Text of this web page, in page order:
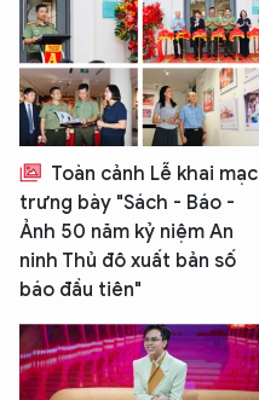
Toàn cảnh Lễ khai mạc
trưng bày "Sách - Báo -
Ảnh 50 năm kỷ niệm An
ninh Thủ đô xuất bản số
báo đầu tiên"